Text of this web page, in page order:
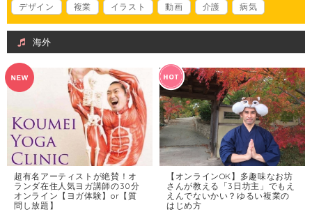
デザイン
複業 イラスト 動画 介護 病気
海外
超有名アーティストが絶賛！オ
ランダ在住人気ヨガ講師の30分
オンライン【ヨガ体験】or【質
問し放題】
【オンラインOK】多趣味なお坊
さんが教える「3日坊主」でもえ
えんでないかい？ゆるい複業の
はじめ方